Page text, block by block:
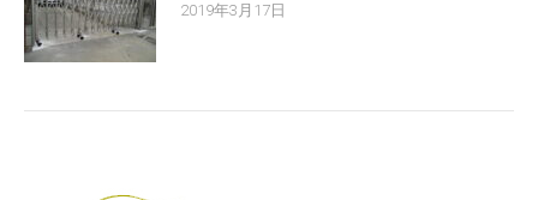
2019年3月17日